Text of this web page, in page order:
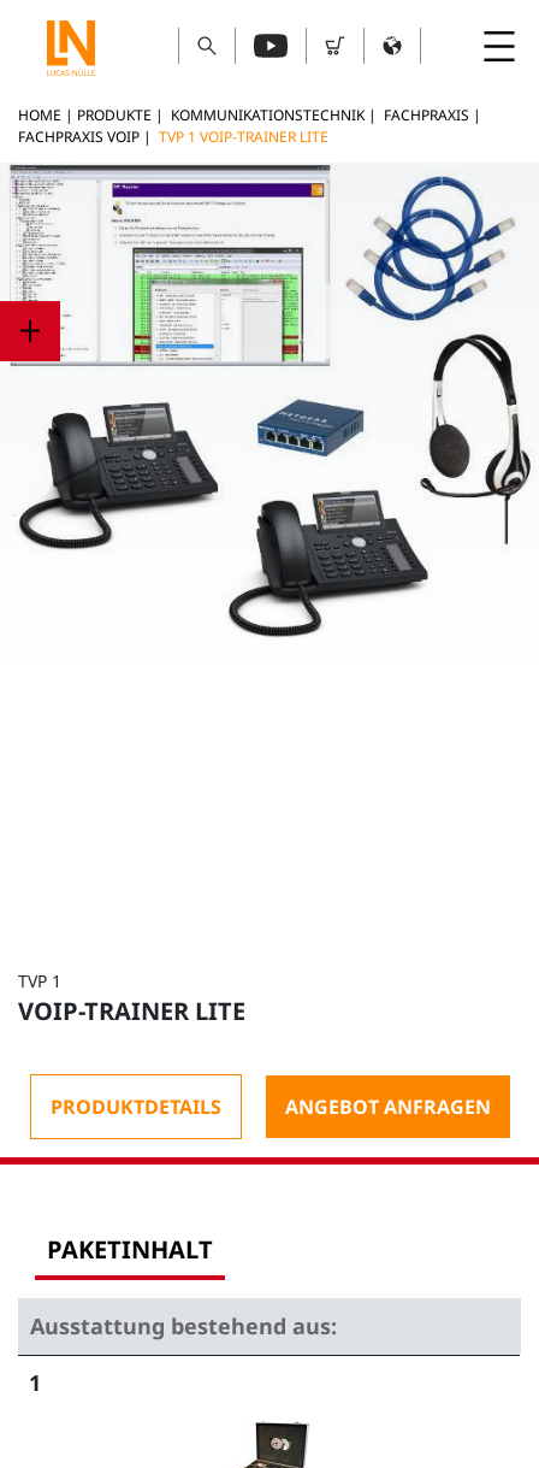
HOME | PRODUKTE | KOMMUNIKATIONSTECHNIK | FACHPRAXIS |
FACHPRAXIS VOIP | TVP 1 VOIP-TRAINER LITE
TVP 1
VOIP-TRAINER LITE
PRODUKTDETAILS ANGEBOT ANFRAGEN
PAKETINHALT
Ausstattung bestehend aus:
1